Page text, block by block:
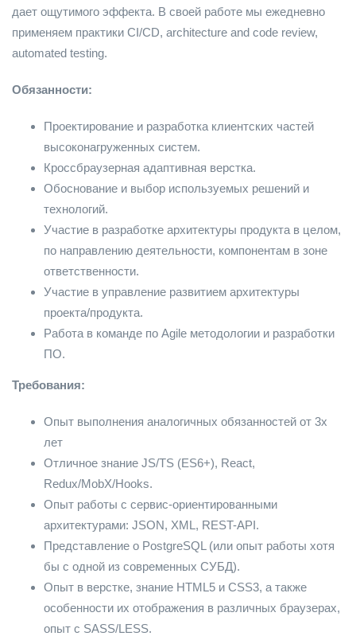
дает ощутимого эффекта. В своей работе мы ежедневно
применяем практики CI/CD, architecture and code review,
automated testing.
Обязанности:
Проектирование и разработка клиентских частей
высоконагруженных систем.
Кроссбраузерная адаптивная верстка.
Обоснование и выбор используемых решений и
технологий.
Участие в разработке архитектуры продукта в целом,
по направлению деятельности, компонентам в зоне
ответственности.
Участие в управление развитием архитектуры
проекта/продукта.
Работа в команде по Agile методологии и разработки
ПО.
Требования:
Опыт выполнения аналогичных обязанностей от 3х
лет
Отличное знание JS/TS (ES6+), React,
Redux/MobX/Hooks.
Опыт работы с сервис-ориентированными
архитектурами: JSON, XML, REST-API.
Представление о PostgreSQL (или опыт работы хотя
бы с одной из современных СУБД).
Опыт в верстке, знание HTML5 и CSS3, а также
особенности их отображения в различных браузерах,
опыт с SASS/LESS.